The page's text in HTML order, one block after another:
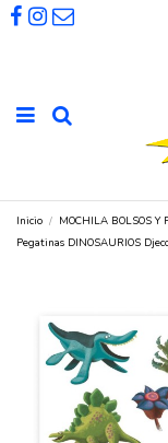
Inicio MOCHILA BOLSOS Y
Pegatinas DINOSAURIOS